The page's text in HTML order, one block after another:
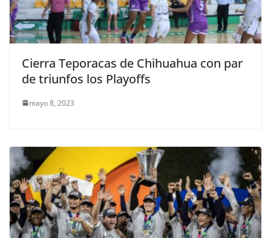
Cierra Teporacas de Chihuahua con par
de triunfos los Playoffs
mayo 8, 2023